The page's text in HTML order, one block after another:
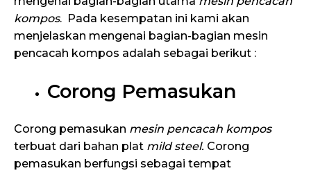
kompos. Pada kesempatan ini kami akan
menjelaskan mengenai bagian-bagian mesin
pencacah kompos adalah sebagai berikut :
Corong Pemasukan
Corong pemasukan mesin pencacah kompos
terbuat dari bahan plat mild steel. Corong
pemasukan berfungsi sebagai tempat